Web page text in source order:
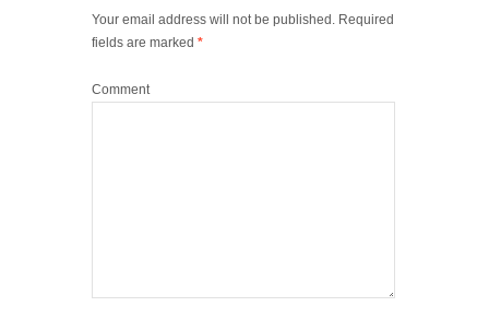
Your email address will not be published. Required
fields are marked *
Comment